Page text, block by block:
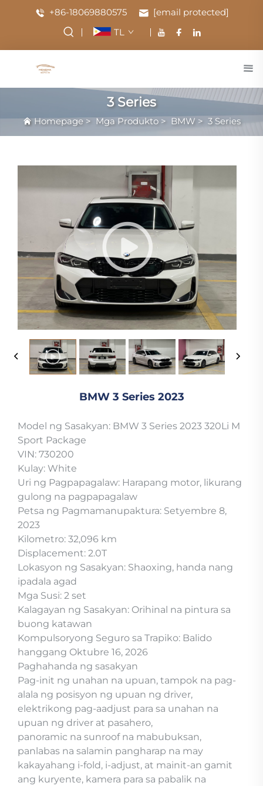
+86-18069880575
[email protected]
TL
3 Series
Homepage> Mga Produkto> BMW > 3 Series
BMW 3 Series 2023
Model ng Sasakyan: BMW 3 Series 2023 320Li M
Sport Package
VIN: 730200
Kulay: White
Uri ng Pagpapagalaw: Harapang motor, likurang
gulong na pagpapagalaw
Petsa ng Pagmamanupaktura: Setyembre 8,
2023
Kilometro: 32,096 km
Displacement: 2.0T
Lokasyon ng Sasakyan: Shaoxing, handa nang
ipadala agad
Mga Susi: 2 set
Kalagayan ng Sasakyan: Orihinal na pintura sa
buong katawan
Kompulsoryong Seguro sa Trapiko: Balido
hanggang Oktubre 16, 2026
Paghahanda ng sasakyan
Pag-init ng unahan na upuan, tampok na pag-
alala ng posisyon ng upuan ng driver,
elektrikong pag-aadjust para sa unahan na
upuan ng driver at pasahero,
panoramic na sunroof na mabubuksan,
panlabas na salamin pangharap na may
kakayahang i-fold, i-adjust, at mainit-an gamit
ang kuryente, kamera para sa pabalik na